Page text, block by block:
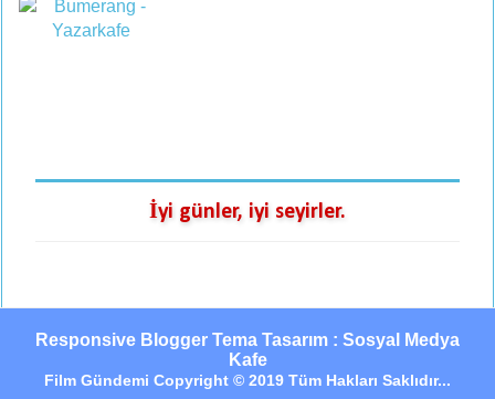
İyi günler, iyi seyirler.
Responsive Blogger Tema Tasarım : Sosyal Medya
Kafe
Film Gündemi Copyright © 2019 Tüm Hakları Saklıdır...